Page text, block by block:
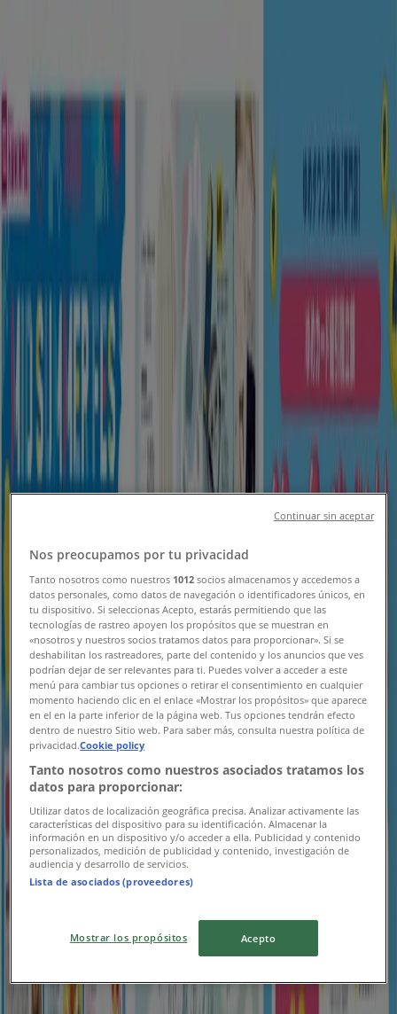
あなたはここにいる：
下関市
Featured ファッション
ホームセンター&
ペット
レストラン
カラオケ & エンター
テイメント
スポーツ
下関市 のトップカタログ
コスモス
下関市
新規
コスモス
曲野店 営業再開のご案内
8/9 日まで有効下関市
新規
ゆめタウン
現在の掘り出し物とオファー
8/16 日まで有効下関市
Nos preocupamos por tu privacidad
Tanto nosotros como nuestros 1012 socios almacenamos y accedemos a
datos personales, como datos de navegación o identificadores únicos, en
tu dispositivo. Si seleccionas Acepto, estarás permitiendo que las
tecnologías de rastreo apoyen los propósitos que se muestran en
«nosotros y nuestros socios tratamos datos para proporcionar». Si se
deshabilitan los rastreadores, parte del contenido y los anuncios que ves
podrían dejar de ser relevantes para ti. Puedes volver a acceder a este
menú para cambiar tus opciones o retirar el consentimiento en cualquier
momento haciendo clic en el enlace «Mostrar los propósitos» que aparece
en el en la parte inferior de la página web. Tus opciones tendrán efecto
dentro de nuestro Sitio web. Para saber más, consulta nuestra política de
privacidad.Cookie policy
Tanto nosotros como nuestros asociados tratamos los
datos para proporcionar:
Utilizar datos de localización geográfica precisa. Analizar activamente las
características del dispositivo para su identificación. Almacenar la
información en un dispositivo y/o acceder a ella. Publicidad y contenido
personalizados, medición de publicidad y contenido, investigación de
audiencia y desarrollo de servicios.
Lista de asociados (proveedores)
Mostrar los propósitos Acepto
Continuar sin aceptar